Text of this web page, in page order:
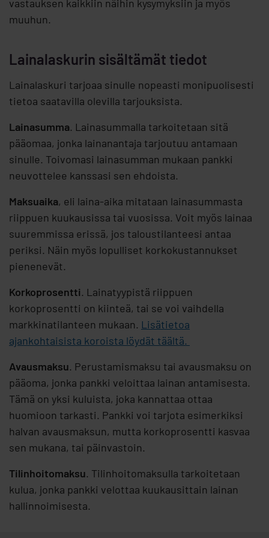
vastauksen kaikkiin näihin kysymyksiin ja myös
muuhun.
Lainalaskurin sisältämät tiedot
Lainalaskuri tarjoaa sinulle nopeasti monipuolisesti
tietoa saatavilla olevilla tarjouksista.
Lainasumma. Lainasummalla tarkoitetaan sitä
pääomaa, jonka lainanantaja tarjoutuu antamaan
sinulle. Toivomasi lainasumman mukaan pankki
neuvottelee kanssasi sen ehdoista.
Maksuaika, eli laina-aika mitataan lainasummasta
riippuen kuukausissa tai vuosissa. Voit myös lainaa
suuremmissa erissä, jos taloustilanteesi antaa
periksi. Näin myös lopulliset korkokustannukset
pienenevät.
Korkoprosentti. Lainatyypistä riippuen
korkoprosentti on kiinteä, tai se voi vaihdella
markkinatilanteen mukaan. Lisätietoa
ajankohtaisista koroista löydät täältä.
Avausmaksu. Perustamismaksu tai avausmaksu on
pääoma, jonka pankki veloittaa lainan antamisesta.
Tämä on yksi kuluista, joka kannattaa ottaa
huomioon tarkasti. Pankki voi tarjota esimerkiksi
halvan avausmaksun, mutta korkoprosentti kasvaa
sen mukana, tai päinvastoin.
Tilinhoitomaksu. Tilinhoitomaksulla tarkoitetaan
kulua, jonka pankki velottaa kuukausittain lainan
hallinnoimisesta.